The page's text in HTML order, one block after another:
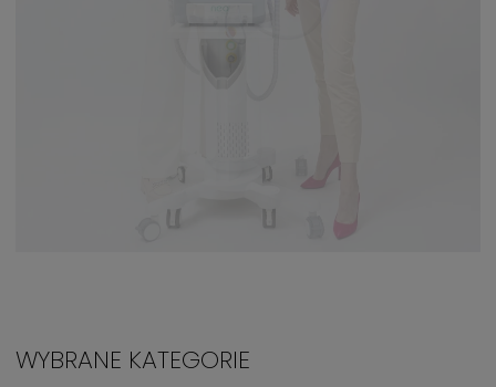
WYBRANE KATEGORIE